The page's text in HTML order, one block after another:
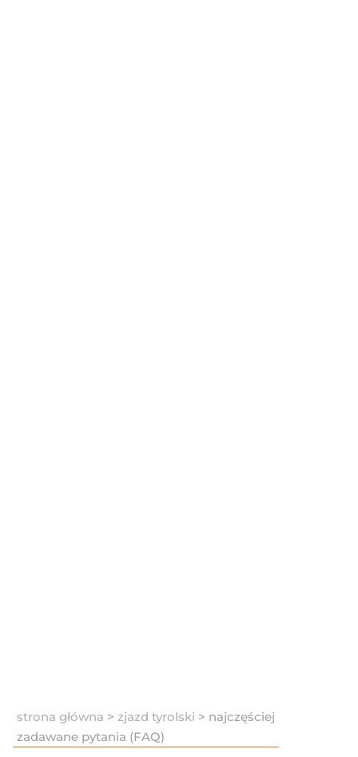
strona główna > zjazd tyrolski > najczęściej
zadawane pytania (FAQ)